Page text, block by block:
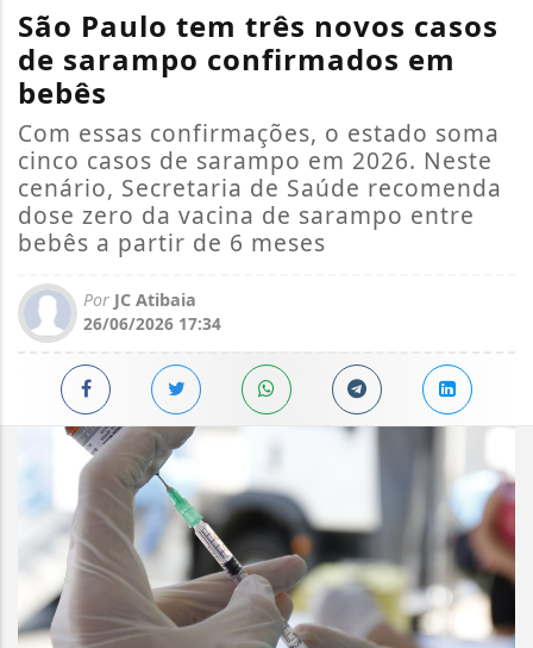
São Paulo tem três novos casos
de sarampo confirmados em
bebês
Com essas confirmações, o estado soma
cinco casos de sarampo em 2026. Neste
cenário, Secretaria de Saúde recomenda
dose zero da vacina de sarampo entre
bebês a partir de 6 meses
Por JC Atibaia
26/06/2026 17:34